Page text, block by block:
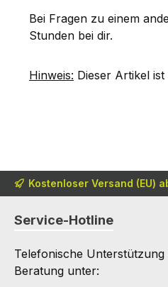
Bei Fragen zu einem
Stunden bei dir.
Hinweis: Dieser Artikel
Kostenloser Versand (EU)
Service-Hotline
Telefonische Unterstützung
Beratung unter: